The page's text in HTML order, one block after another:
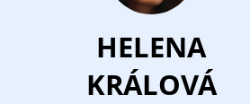
HELENA
KRÁLOVÁ